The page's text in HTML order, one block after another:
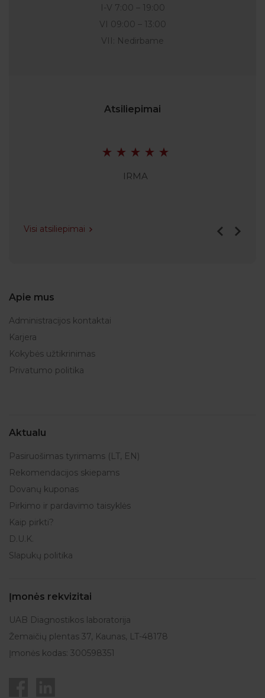
I-V 7:00 – 19:00
VI 09:00 – 13:00
VII: Nedirbame
Atsiliepimai
IRMA
Visi atsiliepimai
Apie mus
Administracijos kontaktai
Karjera
Kokybės užtikrinimas
Privatumo politika
Aktualu
Pasiruošimas tyrimams (LT, EN)
Rekomendacijos skiepams
Dovanų kuponas
Pirkimo ir pardavimo taisyklės
Kaip pirkti?
D.U.K.
Slapukų politika
Įmonės rekvizitai
UAB Diagnostikos laboratorija
Žemaičių plentas 37, Kaunas, LT-48178
Įmonės kodas: 300598351